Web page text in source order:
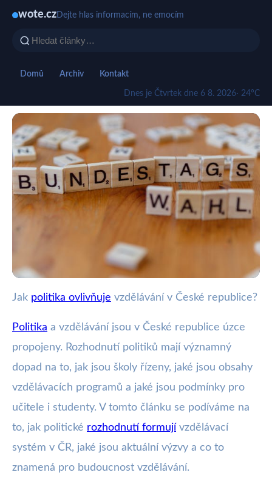
wote.cz Dejte hlas informacím, ne emocím
Domů Archiv Kontakt
Dnes je Čtvrtek dne 6 8. 2026· 24°C
wote.cz
Jak Politické Rozhodnutí Formují
Vzdělávací Systém v ČR?
3. 2. 2026 · 5 min čtení · Autor: Marek Zelený
Jak politika ovlivňuje vzdělávání v České republice?
Politika a vzdělávání jsou v České republice úzce
propojeny. Rozhodnutí politiků mají významný
dopad na to, jak jsou školy řízeny, jaké jsou obsahy
vzdělávacích programů a jaké jsou podmínky pro
učitele i studenty. V tomto článku se podíváme na
to, jak politické rozhodnutí formují vzdělávací
systém v ČR, jaké jsou aktuální výzvy a co to
znamená pro budoucnost vzdělávání.